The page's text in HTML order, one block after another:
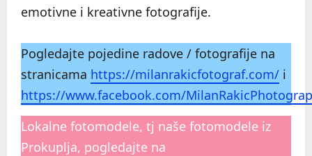
emotivne i kreativne fotografije.
Pogledajte pojedine radove / fotografije na
stranicama https://milanrakicfotograf.com/ i
https://www.facebook.com/
Lokalne fotomodele, tj naše fotomodele iz
Prokuplja, pogledajte na